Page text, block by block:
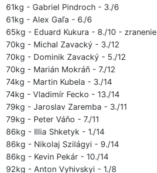
61kg - Gabriel Pindroch - 3./6
61kg - Alex Gaľa - 6./6
65kg - Eduard Kukura - 8./10 - zranenie
70kg - Michal Zavacký - 3./12
70kg - Dominik Zavacký - 5./12
70kg - Marián Mokráň - 7./12
74kg - Martin Kubela - 3./14
74kg - Vladimír Fecko - 13./14
79kg - Jaroslav Zaremba - 3./11
79kg - Peter Váňo - 7./11
86kg - Illia Shketyk - 1./14
86kg - Nikolaj Szilágyi - 9./14
86kg - Kevin Pekár - 10./14
92kg - Anton Vyhivskyi - 1./8